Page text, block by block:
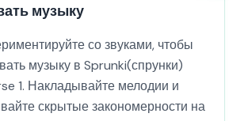
музыку
со звуками, чтобы
музыку в Sprunki(спрунки)
1. Накладывайте мелодии и
скрытые закономерности на